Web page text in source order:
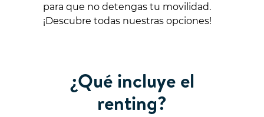
para que no detengas tu movilidad.
¡Descubre todas nuestras opciones!
¿Qué incluye el
renting?